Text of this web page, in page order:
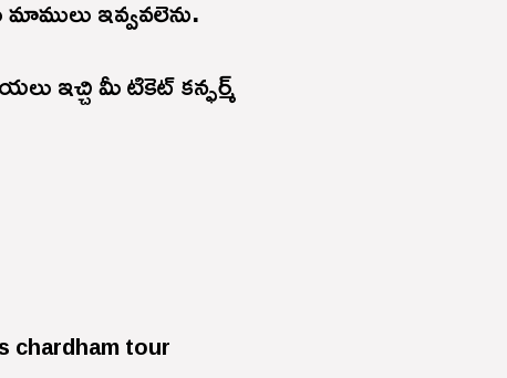
మాములు ఇవ్వవలెను.
ఇచ్చి మీ టికెట్ కన్ఫర్మ్
chardham tour